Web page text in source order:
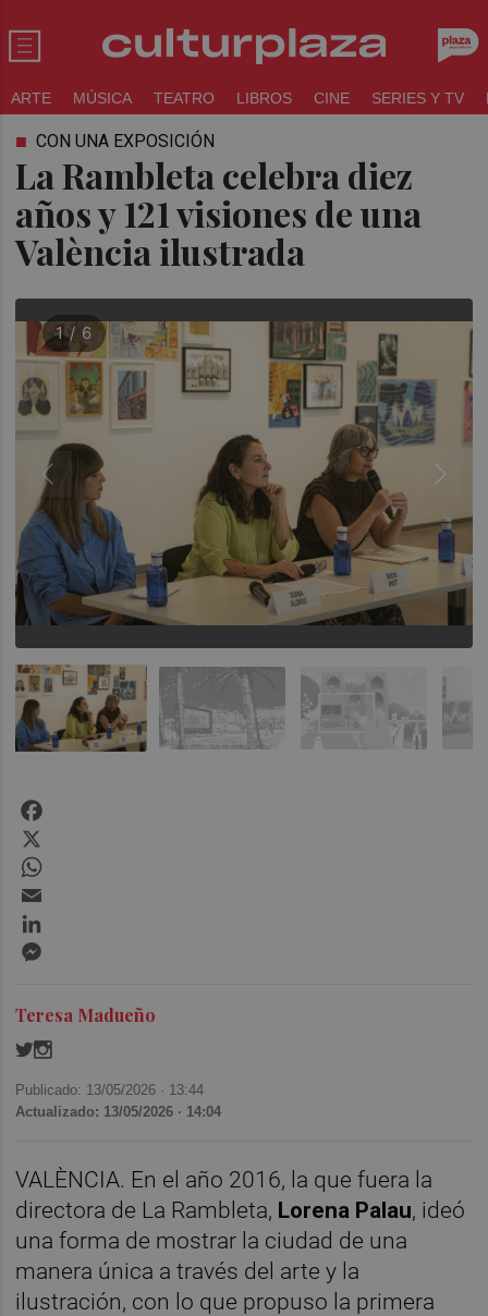
ARTE MÚSICA TEATRO LIBROS CINE SERIES Y TV
La Rambleta celebra diez
años y 121 visiones de una
València ilustrada
CON UNA EXPOSICIÓN
1 / 6
Teresa Madueño
Publicado: 13/05/2026 · 13:44
Actualizado: 13/05/2026 · 14:04
VALÈNCIA. En el año 2016, la que fuera la
directora de La Rambleta, Lorena Palau, ideó
una forma de mostrar la ciudad de una
manera única a través del arte y la
ilustración, con lo que propuso la primera